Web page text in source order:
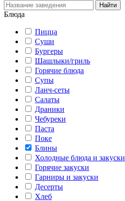
Блюда
Пицца
Суши
Бургеры
Шашлыки/гриль
Горячие блюда
Супы
Ланч-сеты
Салаты
Драники
Чебуреки
Паста
Поке
Блины
Холодные блюда и закуски
Горячие закуски
Гарниры и закуски
Десерты
Хлеб